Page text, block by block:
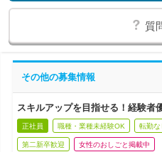
質
その他の募集情報
スキルアップを目指せる！経験者
正社員 職種・業種未経験OK 転勤な
第二新卒歓迎 女性のおしごと掲載中